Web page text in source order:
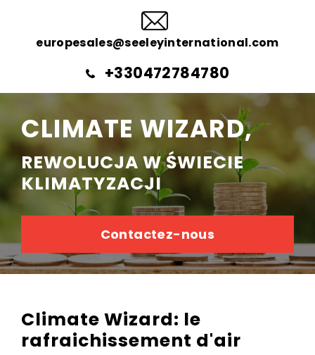
europesales@seeleyinternational.com
+330472784780
CLIMATE WIZARD,
REWOLUCJA W ŚWIECIE
KLIMATYZACJI
Contactez-nous
Climate Wizard: le
rafraichissement d'air